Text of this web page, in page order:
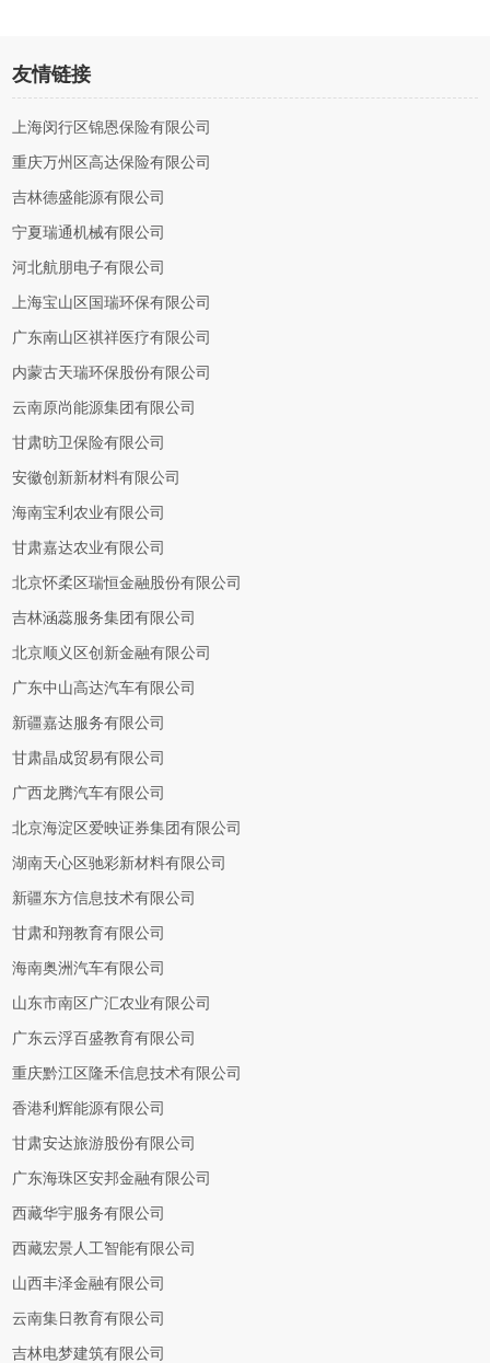
友情链接
上海闵行区锦恩保险有限公司
重庆万州区高达保险有限公司
吉林德盛能源有限公司
宁夏瑞通机械有限公司
河北航朋电子有限公司
上海宝山区国瑞环保有限公司
广东南山区祺祥医疗有限公司
内蒙古天瑞环保股份有限公司
云南原尚能源集团有限公司
甘肃昉卫保险有限公司
安徽创新新材料有限公司
海南宝利农业有限公司
甘肃嘉达农业有限公司
北京怀柔区瑞恒金融股份有限公司
吉林涵蕊服务集团有限公司
北京顺义区创新金融有限公司
广东中山高达汽车有限公司
新疆嘉达服务有限公司
甘肃晶成贸易有限公司
广西龙腾汽车有限公司
北京海淀区爱映证券集团有限公司
湖南天心区驰彩新材料有限公司
新疆东方信息技术有限公司
甘肃和翔教育有限公司
海南奥洲汽车有限公司
山东市南区广汇农业有限公司
广东云浮百盛教育有限公司
重庆黔江区隆禾信息技术有限公司
香港利辉能源有限公司
甘肃安达旅游股份有限公司
广东海珠区安邦金融有限公司
西藏华宇服务有限公司
西藏宏景人工智能有限公司
山西丰泽金融有限公司
云南集日教育有限公司
吉林电梦建筑有限公司